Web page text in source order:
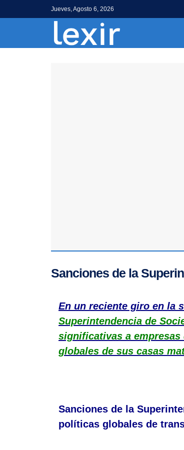
Jueves, Agosto 6, 2026
Sanciones de la
En un reciente giro en la
Superintendencia de
significativas a
globales de sus casas
Sanciones de la
políticas globales de